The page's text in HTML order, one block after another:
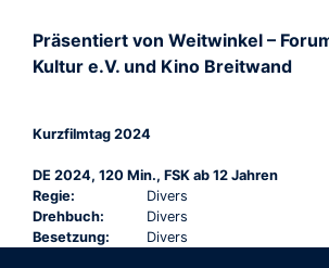
Präsentiert von Weitwinkel –
Kultur e.V. und Kino Breitwand
Kurzfilmtag 2024
DE 2024, 120 Min., FSK ab 12 Jahren
Regie:
Divers
Drehbuch:
Divers
Besetzung:
Divers